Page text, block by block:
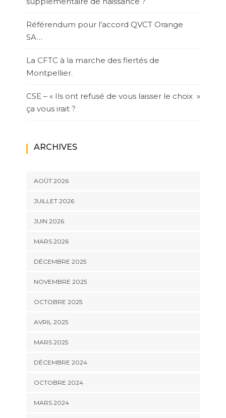
Référendum pour l’accord QVCT Orange
SA…
La CFTC à la marche des fiertés de
Montpellier.
CSE – « Ils ont refusé de vous laisser le choix »
ça vous irait ?
ARCHIVES
AOÛT 2026
JUILLET 2026
JUIN 2026
MARS 2026
DÉCEMBRE 2025
NOVEMBRE 2025
OCTOBRE 2025
AVRIL 2025
MARS 2025
DÉCEMBRE 2024
OCTOBRE 2024
MARS 2024